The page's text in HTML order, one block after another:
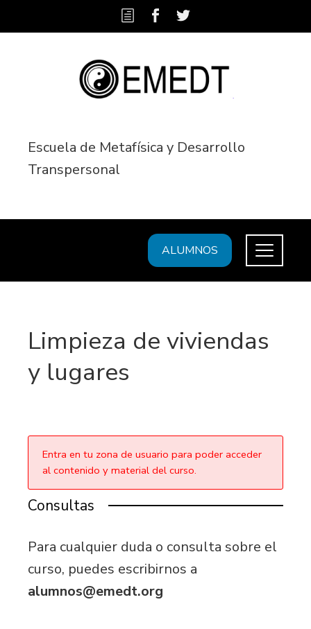
Escuela de Metafísica y Desarrollo
Transpersonal
ALUMNOS
Limpieza de viviendas
y lugares
Entra en tu zona de usuario para poder acceder
al contenido y material del curso.
Consultas
Para cualquier duda o consulta sobre el
curso, puedes escribirnos a
alumnos@emedt.org